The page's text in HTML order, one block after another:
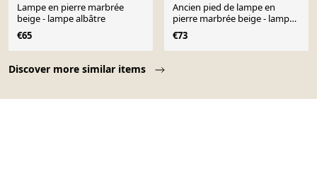
Discover more similar items
Lampe en pierre marbrée
beige - lampe albâtre
€65
Ancien pied de lampe en
pierre marbrée beige - lampe
albâtre
€73